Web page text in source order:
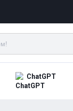
ChatGPT